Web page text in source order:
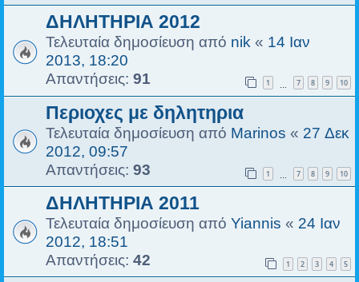
ΔΗΛΗΤΗΡΙΑ 2012
Τελευταία δημοσίευση από nik « 14 Ιαν
2013, 18:20
Απαντήσεις: 91 1 7 8 9 10
Περιοχες με δηλητηρια
Τελευταία δημοσίευση από Marinos « 27 Δεκ
2012, 09:57
Απαντήσεις: 93 1 7 8 9 10
ΔΗΛΗΤΗΡΙΑ 2011
Τελευταία δημοσίευση από Yiannis « 24 Ιαν
2012, 18:51
Απαντήσεις: 42 1 2 3 4 5